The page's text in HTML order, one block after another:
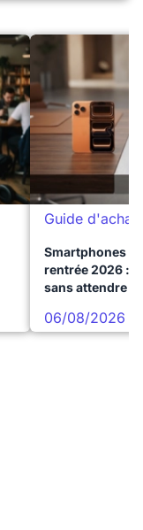
Guide d'achat
Smartphones
rentrée 2026 :
sans attendre
06/08/2026